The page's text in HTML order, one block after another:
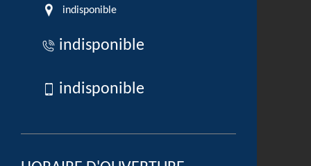
indisponible
indisponible
indisponible